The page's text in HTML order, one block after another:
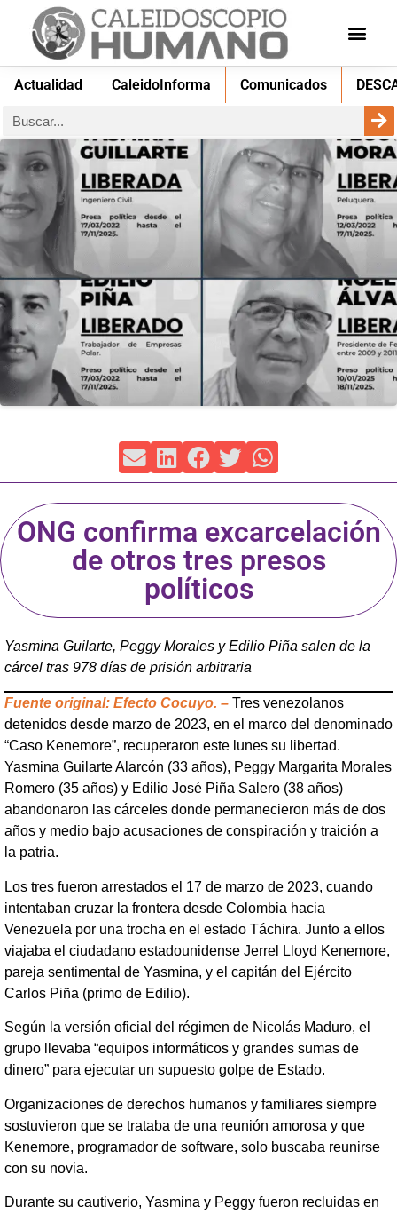
Actualidad CaleidoInforma Comunicados
ONG confirma excarcelación
de otros tres presos
políticos
Yasmina Guilarte, Peggy Morales y Edilio Piña salen de la
cárcel tras 978 días de prisión arbitraria
Fuente original: Efecto Cocuyo. – Tres venezolanos
detenidos desde marzo de 2023, en el marco del denominado
“Caso Kenemore”, recuperaron este lunes su libertad.
Yasmina Guilarte Alarcón (33 años), Peggy Margarita Morales
Romero (35 años) y Edilio José Piña Salero (38 años)
abandonaron las cárceles donde permanecieron más de dos
años y medio bajo acusaciones de conspiración y traición a
la patria.
Los tres fueron arrestados el 17 de marzo de 2023, cuando
intentaban cruzar la frontera desde Colombia hacia
Venezuela por una trocha en el estado Táchira. Junto a ellos
viajaba el ciudadano estadounidense Jerrel Lloyd Kenemore,
pareja sentimental de Yasmina, y el capitán del Ejército
Carlos Piña (primo de Edilio).
Según la versión oficial del régimen de Nicolás Maduro, el
grupo llevaba “equipos informáticos y grandes sumas de
dinero” para ejecutar un supuesto golpe de Estado.
Organizaciones de derechos humanos y familiares siempre
sostuvieron que se trataba de una reunión amorosa y que
Kenemore, programador de software, solo buscaba reunirse
con su novia.
Durante su cautiverio, Yasmina y Peggy fueron recluidas en